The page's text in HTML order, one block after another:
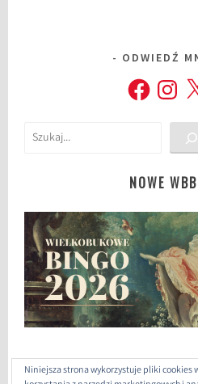
ODWIEDŹ
Facebook X
Szukaj
NOWE
Niniejsza strona wykorzystuje pliki cookies